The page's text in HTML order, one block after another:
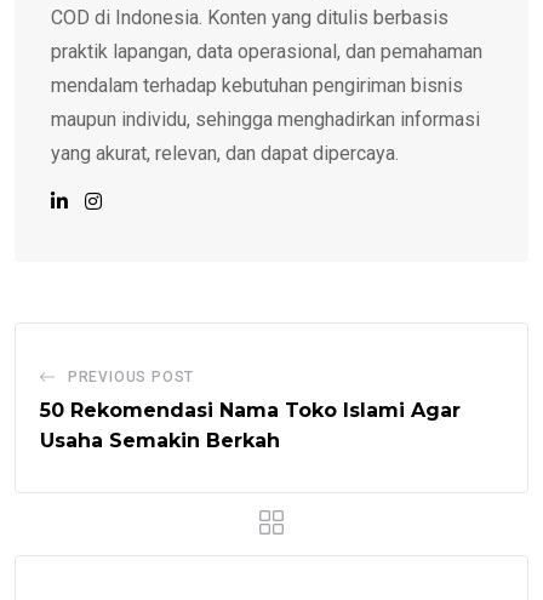
COD di Indonesia. Konten yang ditulis berbasis
praktik lapangan, data operasional, dan pemahaman
mendalam terhadap kebutuhan pengiriman bisnis
maupun individu, sehingga menghadirkan informasi
yang akurat, relevan, dan dapat dipercaya.
PREVIOUS POST
50 Rekomendasi Nama Toko Islami Agar
Usaha Semakin Berkah